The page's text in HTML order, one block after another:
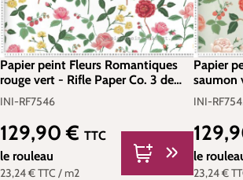
Papier peint Fleurs Romantiques
rouge vert - Rifle Paper Co. 3 de
York (Initiales) | Réf. INI-RF7546
INI-RF7546
23,24 €TTC / m2
Prix régulier :
129,90 € TTC
le rouleau
Papier
saumon
Co. 3 de
RF7545
INI-
23,24 €
Prix
le